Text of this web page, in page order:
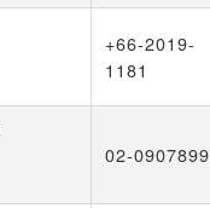
+66-2019-
1181
02-0907899